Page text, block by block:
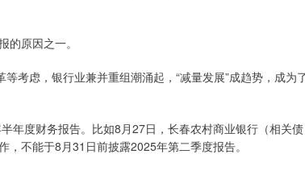
原因之一。
考虑，银行业兼并重组潮涌起，“减量发展”成趋势，成为
年度财务报告。比如8月27日，长春农村商业银行（相关债
不能于8月31日前披露2025年第二季度报告。